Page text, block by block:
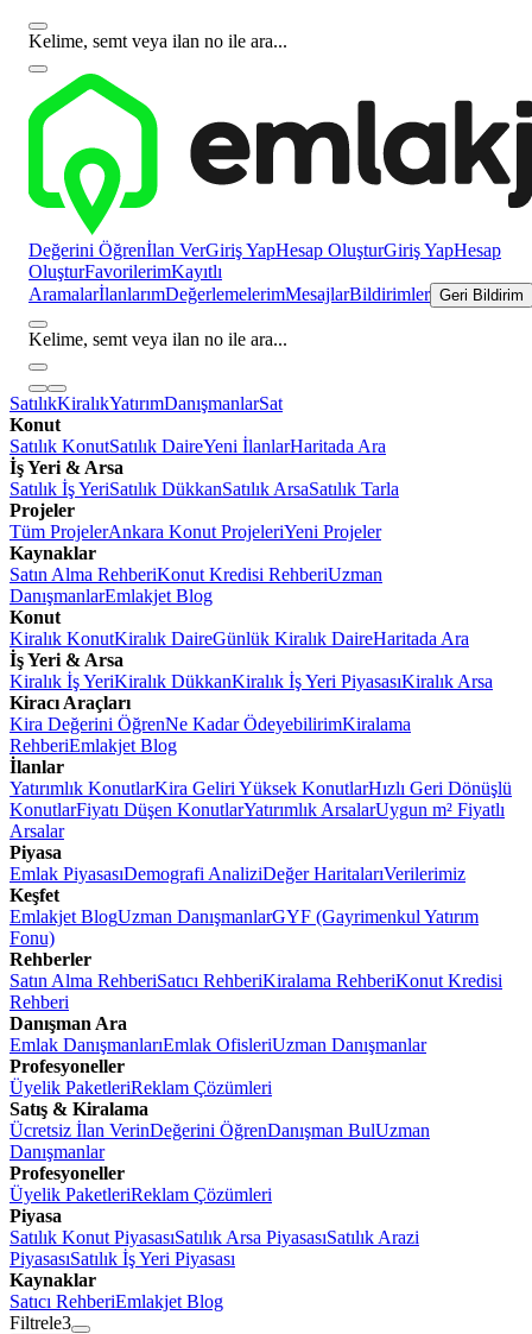
Kelime, semt veya ilan no ile ara...
Değerini Öğrenİlan VerGiriş YapHesap OluşturGiriş YapHesap
OluşturFavorilerimKayıtlı
AramalarİlanlarımDeğerlemelerimMesajlarBildirimler Geri Bildirim
Kelime, semt veya ilan no ile ara...
SatılıkKiralıkYatırımDanışmanlarSat
Konut
Satılık KonutSatılık DaireYeni İlanlarHaritada Ara
İş Yeri & Arsa
Satılık İş YeriSatılık DükkanSatılık ArsaSatılık Tarla
Projeler
Tüm ProjelerAnkara Konut ProjeleriYeni Projeler
Kaynaklar
Satın Alma RehberiKonut Kredisi RehberiUzman
DanışmanlarEmlakjet Blog
Konut
Kiralık KonutKiralık DaireGünlük Kiralık DaireHaritada Ara
İş Yeri & Arsa
Kiralık İş YeriKiralık DükkanKiralık İş Yeri PiyasasıKiralık Arsa
Kiracı Araçları
Kira Değerini ÖğrenNe Kadar ÖdeyebilirimKiralama
RehberiEmlakjet Blog
İlanlar
Yatırımlık KonutlarKira Geliri Yüksek KonutlarHızlı Geri Dönüşlü
KonutlarFiyatı Düşen KonutlarYatırımlık ArsalarUygun m² Fiyatlı
Arsalar
Piyasa
Emlak PiyasasıDemografi AnaliziDeğer HaritalarıVerilerimiz
Keşfet
Emlakjet BlogUzman DanışmanlarGYF (Gayrimenkul Yatırım
Fonu)
Rehberler
Satın Alma RehberiSatıcı RehberiKiralama RehberiKonut Kredisi
Rehberi
Danışman Ara
Emlak DanışmanlarıEmlak OfisleriUzman Danışmanlar
Profesyoneller
Üyelik PaketleriReklam Çözümleri
Satış & Kiralama
Ücretsiz İlan VerinDeğerini ÖğrenDanışman BulUzman
Danışmanlar
Profesyoneller
Üyelik PaketleriReklam Çözümleri
Piyasa
Satılık Konut PiyasasıSatılık Arsa PiyasasıSatılık Arazi
PiyasasıSatılık İş Yeri Piyasası
Kaynaklar
Satıcı RehberiEmlakjet Blog
Filtrele3